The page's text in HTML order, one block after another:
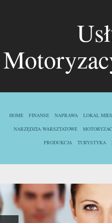
HOME FINANSE NAPRAWA LOKAL
NARZĘDZIA WARSZTATOWE
PRODUKCJA
TURYSTYKA